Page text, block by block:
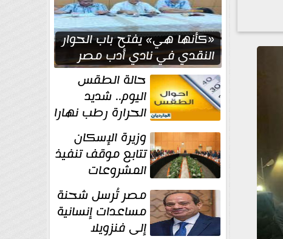
«كأنها هي» يفتح باب الحوار
النقدي في نادي أدب مصر
الجديدة حالة الطقس
اليوم.. شديد
الحرارة رطب نهارا
مائل للحرارة رطب
ليلا.. و... وزيرة الإسكان
تتابع موقف تنفيذ
المشروعات
والخطة
الاستثمارية للجهاز المركزي
للتعمير
مصر تُرسل شحنة
مساعدات إنسانية
إلى فنزويلا